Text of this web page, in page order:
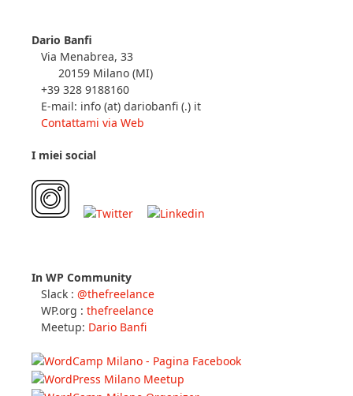
Dario Banfi
Via Menabrea, 33
+39 328 9188160
Contattami via Web
I miei social
Slack :@thefreelance
WP.org :thefreelance